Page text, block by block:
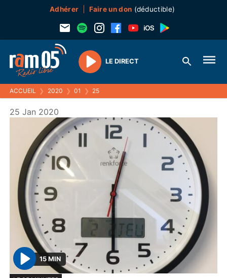
Adhérer Faire un don (déductible)
Play
LE DIRECT
ACCUEIL ❯ 2020 ❯ 01 ❯ 25
25 Jan 2020
P
15 MIN